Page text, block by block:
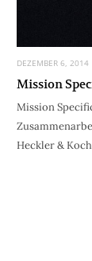
DEZEMBER 6, 2014
Mission
Mission
Heckler &